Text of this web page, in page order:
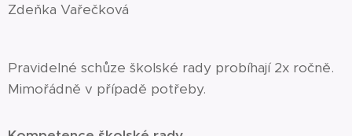
Zdeňka Vařečková
Pravidelné schůze školské rady probíhají 2x ročně.
Mimořádně v případě potřeby.